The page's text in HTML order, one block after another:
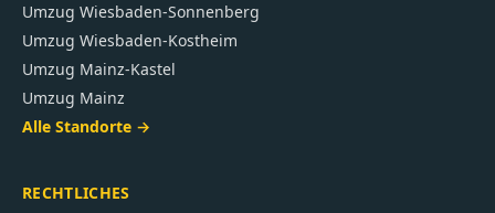
Umzug Wiesbaden-Sonnenberg
Umzug Wiesbaden-Kostheim
Umzug Mainz-Kastel
Umzug Mainz
Alle Standorte →
RECHTLICHES